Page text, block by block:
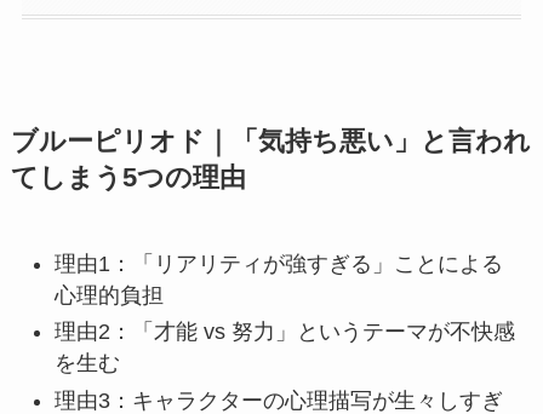
ブルーピリオド｜「気持ち悪い」と言われ
てしまう5つの理由
理由1：「リアリティが強すぎる」ことによる
心理的負担
理由2：「才能 vs 努力」というテーマが不快感
を生む
理由3：キャラクターの心理描写が生々しすぎ